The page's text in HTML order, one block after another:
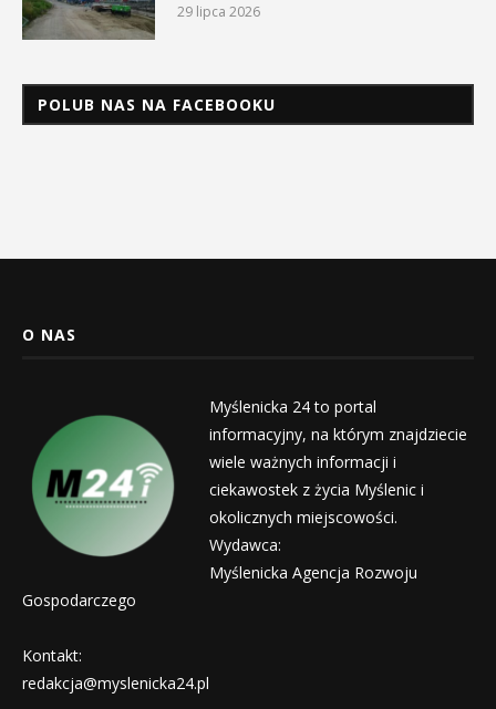
29 lipca 2026
POLUB NAS NA FACEBOOKU
O NAS
Myślenicka 24 to portal
informacyjny, na którym znajdziecie
wiele ważnych informacji i
ciekawostek z życia Myślenic i
okolicznych miejscowości.
Wydawca:
Myślenicka Agencja Rozwoju
Gospodarczego
Kontakt:
redakcja@myslenicka24.pl